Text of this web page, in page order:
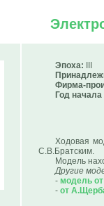
Эпоха:
Фирма-
Год
Ходовая
С.В.Братским.
Модель
Другие
- модель
- от